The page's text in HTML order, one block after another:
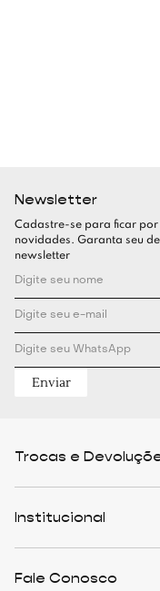
Newsletter
Cadastre-se para ficar
novidades. Garanta seu
newsletter
Enviar
Trocas e
Formas de Pagamento
Cashback
Institucional
The Outlist
Fale Conosco